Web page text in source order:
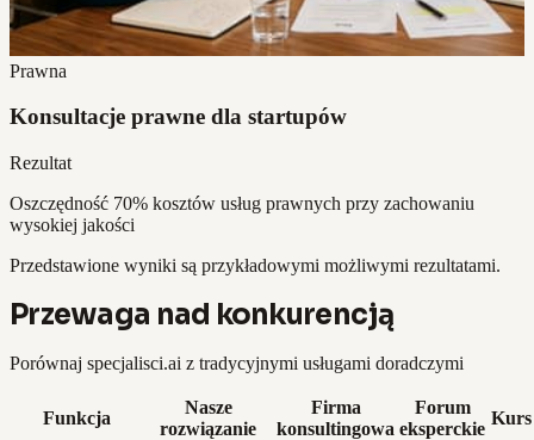
Prawna
Konsultacje prawne dla startupów
Rezultat
Oszczędność 70% kosztów usług prawnych przy zachowaniu
wysokiej jakości
Przedstawione wyniki są przykładowymi możliwymi rezultatami.
Przewaga nad konkurencją
Porównaj specjalisci.ai z tradycyjnymi usługami doradczymi
Funkcja
Nasze
rozwiązanie
Firma
konsultingowa
Forum
eksperckie
Kurs